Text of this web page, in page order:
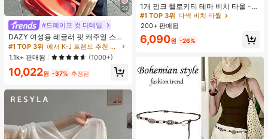
32
#드레이프 컷 디테일
DAZY 여성용 레귤러 핏 캐주얼 스포
츠 지퍼업 봄버 재킷, 봄, 가을 여성 의
류 여성 코트
#1 TOP 3위
에서 K-J 트렌드 추천 상품 여성 아우터웨어
1.1k+ 판매됨
(1000+)
10,022원 -37% 추정된
1개 핑크 헬로키티 테마 비치 타올 -
해변, 수영, 야외 캠핑 및 여행을 위해
디자인된 필수 카툰 테마 아이템. 이
오버사이즈 비치 타올은 흡수력이 뛰
어나고 빠르게 건조되어 여행, 수영장
놀이 또는 가정 목욕에 이상적인 선택
거의 매진!
#1 TOP 3위 다색 비치 타월
거의 매진!
#1 TOP 3위 다색 비치 타월
거의 매진!
#1 TOP 3위
다색 비치 타월
200+ 판매됨
6,090원 -26%